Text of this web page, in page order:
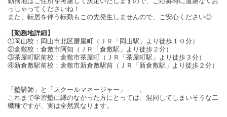
っしゃってくださいね！
また、転居を伴う転勤もこの先発生しませんので、ご安心ください◎
【勤務地詳細】
①岡山校：岡山市北区磨屋町（ＪＲ「岡山駅」より徒歩１０分）
②倉敷校：倉敷市阿知（ＪＲ「倉敷駅」より徒歩２分）
③茶屋町駅前校：倉敷市茶屋町（ＪＲ「茶屋町駅」より徒歩３分）
④新倉敷駅前校：倉敷市新倉敷駅前（ＪＲ「新倉敷駅」より徒歩２分）
「塾講師」と「スクールマネージャー」――。
これまで学習塾に縁のなかった方にとっては、混同してしまいそうな二
職種ですが、実は全然異なります。